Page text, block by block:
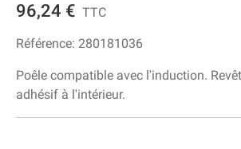
96,24 € TTC
Référence: 280181036
Poêle compatible avec l'induction.
adhésif à l'intérieur.